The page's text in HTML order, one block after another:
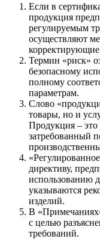
Если в
продукция
регулируемым
осуществляют
корректирующие
Термин «риск»
безопасному
полному
параметрам.
Слово
товары, но и
Продукция – это
затребованный
директиву,
использованию
указываются
изделий.
В
с целью
требований.